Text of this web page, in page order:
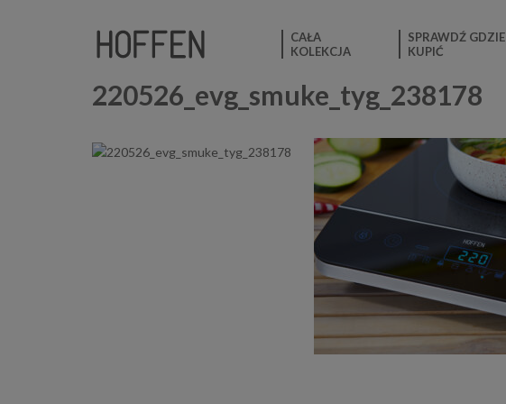
CAŁA
KOLEKCJA
SPRAWDŹ GDZIE
KUPIĆ
220526_evg_smuke_tyg_238178